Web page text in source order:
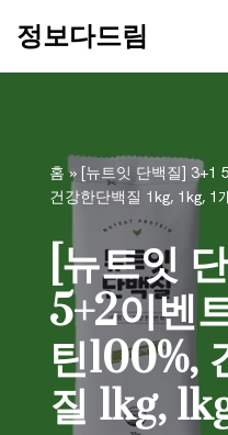
정보다드림
홈» [뉴트잇 단백질] 3+1
건강한단백질 1kg, 1kg, 1
[뉴트잇
5+2이벤
틴100%,
질 1kg,